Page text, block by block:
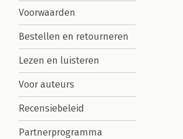
Voorwaarden
Bestellen en retourneren
Lezen en luisteren
Voor auteurs
Recensiebeleid
Partnerprogramma